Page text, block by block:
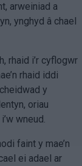
arweiniad a
ynghyd â chael
rhaid i’r cyflogwr
rhaid iddi
y
oriau
wneud.
faint y mae’n
ei adael ar